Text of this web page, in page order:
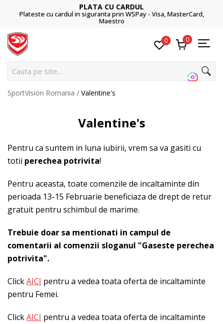
PLATA CU CARDUL
cardul in siguranta prin WSPay - Visa, MasterCard,
0 0
Cauta pe site...
SportVision Romania Valentine's
Valentine's
Pentru ca suntem in luna iubirii, vrem sa va gasiti cu
totii perechea potrivita!
Pentru aceasta, toate comenzile de incaltaminte din
perioada 13-15 Februarie beneficiaza de drept de retur
gratuit pentru schimbul de marime.
Trebuie doar sa mentionati in campul de
comentarii al comenzii sloganul "Gaseste perechea
potrivita".
ClickAICI pentru a vedea toata oferta de incaltaminte
pentru Femei.
ClickAICI pentru a vedea toata oferta de incaltaminte